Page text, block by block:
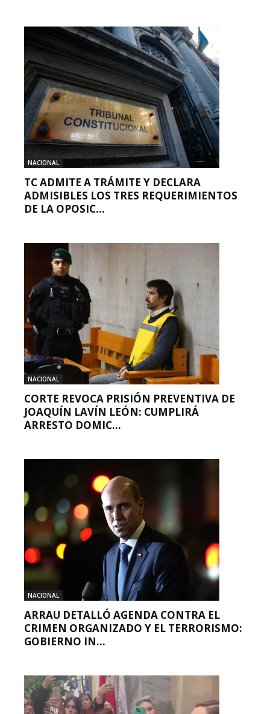
NACIONAL
TC ADMITE A TRÁMITE Y DECLARA
ADMISIBLES LOS TRES REQUERIMIENTOS
DE LA OPOSIC...
NACIONAL
CORTE REVOCA PRISIÓN PREVENTIVA DE
JOAQUÍN LAVÍN LEÓN: CUMPLIRÁ
ARRESTO DOMIC...
NACIONAL
ARRAU DETALLÓ AGENDA CONTRA EL
CRIMEN ORGANIZADO Y EL TERRORISMO:
GOBIERNO IN...